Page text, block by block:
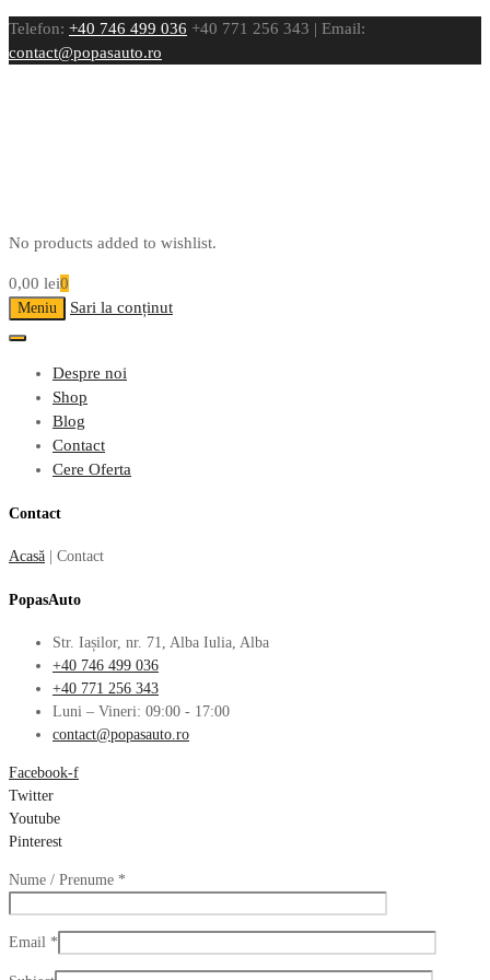
Telefon: +40 746 499 036 +40 771 256 343 | Email:
contact@popasauto.ro
No products added to wishlist.
0,00 lei0
Meniu Sari la conținut
Despre noi
Shop
Blog
Contact
Cere Oferta
Contact
Acasă Contact
PopasAuto
Str. Iașilor, nr. 71, Alba Iulia, Alba
+40 746 499 036
+40 771 256 343
Luni – Vineri: 09:00 - 17:00
contact@popasauto.ro
Facebook-f
Twitter
Youtube
Pinterest
Nume / Prenume *
Email *